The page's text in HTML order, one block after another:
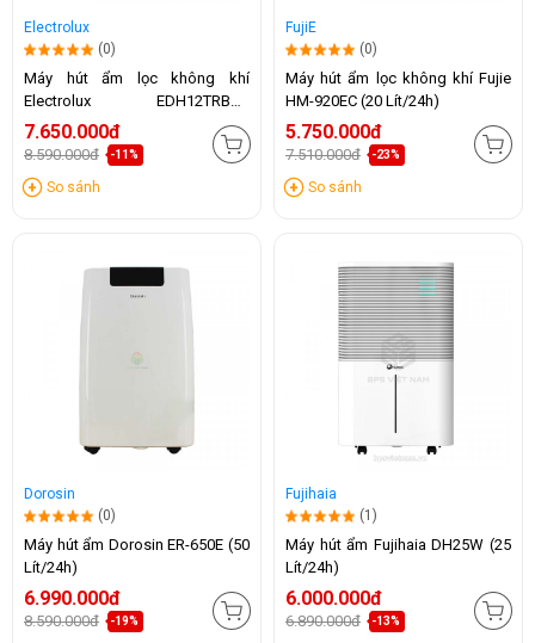
Electrolux
(0)
Máy hút ẩm lọc không khí
Electrolux EDH12TRBD2
(24lít/24h)
7.650.000đ
8.590.000đ -11%
So sánh
FujiE
(0)
Máy hút ẩm lọc không khí Fujie
HM-920EC (20 Lít/24h)
5.750.000đ
7.510.000đ -23%
So sánh
Dorosin
(0)
Máy hút ẩm Dorosin ER-650E (50
Lít/24h)
6.990.000đ
8.590.000đ -19%
Fujihaia
(1)
Máy hút ẩm Fujihaia DH25W (25
Lít/24h)
6.000.000đ
6.890.000đ -13%